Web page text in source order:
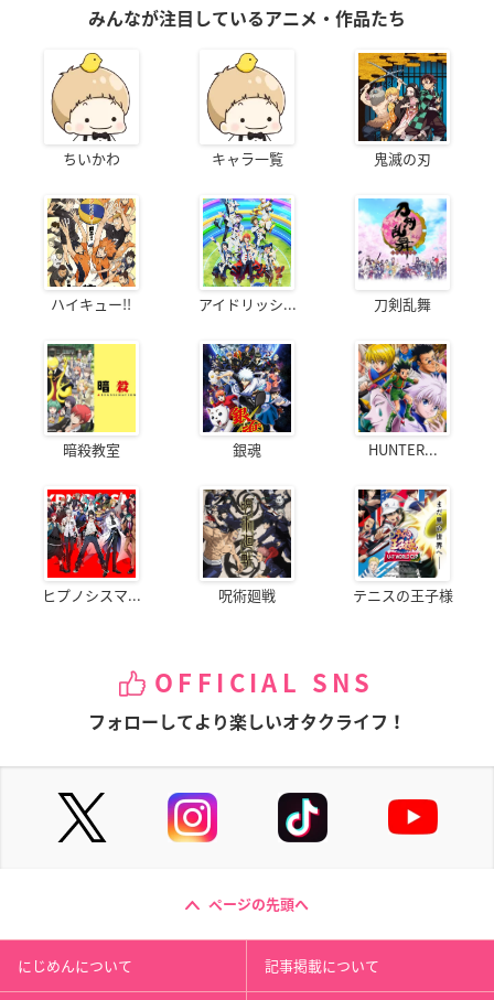
みんなが注目しているアニメ・作品たち
ちいかわ キャラ一覧 鬼滅の刃
ハイキュー!! アイドリッシ... 刀剣乱舞
暗殺教室 銀魂 HUNTER...
ヒプノシスマ... 呪術廻戦 テニスの王子様
OFFICIAL SNS
フォローしてより楽しいオタクライフ！
ページの先頭へ
にじめんについて 記事掲載について